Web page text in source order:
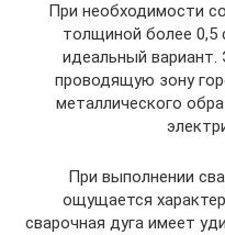
При необходимости
толщиной более 0,5
идеальный вариант.
проводящую зону
металлического
При выполнении
ощущается
сварочная дуга имеет